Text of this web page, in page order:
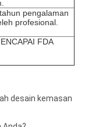
pengalaman
profesional.
FDA
desain kemasan